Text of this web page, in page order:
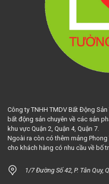
Công ty TNHH TMDV Bất Động
bất động sản chuyên về các sản
khu vực Quận 2, Quận 4, Quận 7.
Ngoài ra còn có thêm mảng
cho khách hàng có nhu cầu về bố
1/7 Đường Số 42, P. Tân Quy,